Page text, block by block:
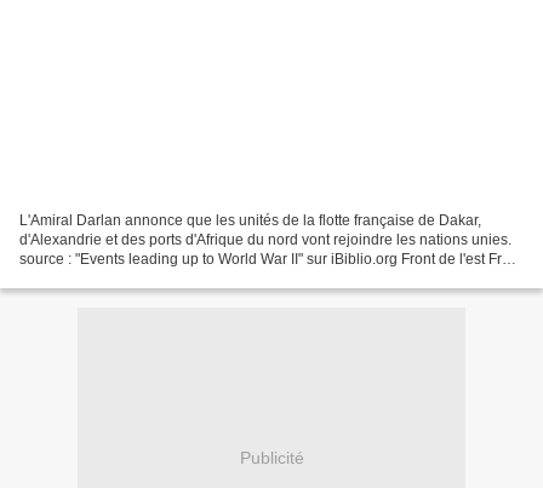
L'Amiral Darlan annonce que les unités de la flotte française de Dakar,
d'Alexandrie et des ports d'Afrique du nord vont rejoindre les nations unies.
source : "Events leading up to World War II" sur iBiblio.org Front de l'est Front
Publicité